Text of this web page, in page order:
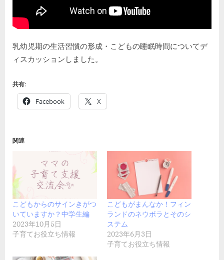
み
を
持
ち
方
に
へ
乳幼児期の生活習慣の形成・こどもの睡眠時間についてデ
ィスカッションしました。
共有:
Facebook X
関連
こどもからのサインきがつ
いていますか？中学生編
2023年10月5日
子育てお役立ち情報
こどもがまんなか！フィン
ランドのネウボラとそのシ
ステム
2023年6月3日
子育てお役立ち情報